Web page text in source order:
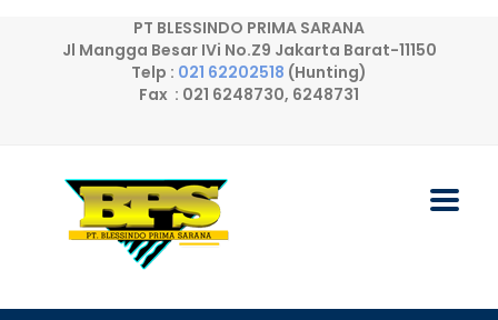
PT BLESSINDO PRIMA SARANA
Jl Mangga Besar IVi No.Z9 Jakarta Barat-11150
Telp : 021 62202518 (Hunting)
Fax : 021 6248730, 6248731